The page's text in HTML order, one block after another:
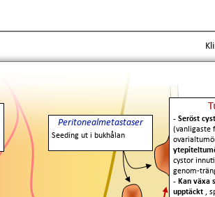
Peritonealmetastaser
Seeding ut i bukhålan
- Seröst
(vanligaste
cystor
genom-
- Kan växa
upptäckt ,